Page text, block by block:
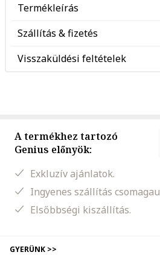
Termékleírás
Szállítás & fizetés
Visszaküldési feltételek
A termékhez tartozó
Genius előnyök:
Exkluzív ajánlatok.
Ingyenes szállítás
Elsőbbségi kiszállítás.
GYERÜNK >>